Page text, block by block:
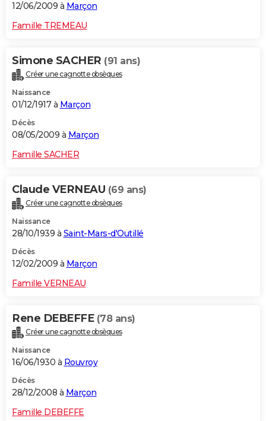
12/06/2009 à Marçon
Famille TREMEAU
Simone SACHER (91 ans)
Créer une cagnotte obsèques
Naissance
01/12/1917 à Marçon
Décès
08/05/2009 à Marçon
Famille SACHER
Claude VERNEAU (69 ans)
Créer une cagnotte obsèques
Naissance
28/10/1939 à Saint-Mars-d'Outillé
Décès
12/02/2009 à Marçon
Famille VERNEAU
Rene DEBEFFE (78 ans)
Créer une cagnotte obsèques
Naissance
16/06/1930 à Rouvroy
Décès
28/12/2008 à Marçon
Famille DEBEFFE